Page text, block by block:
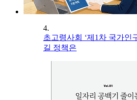
4.
초고령사회 ‘제1차 국가인
길 정책은